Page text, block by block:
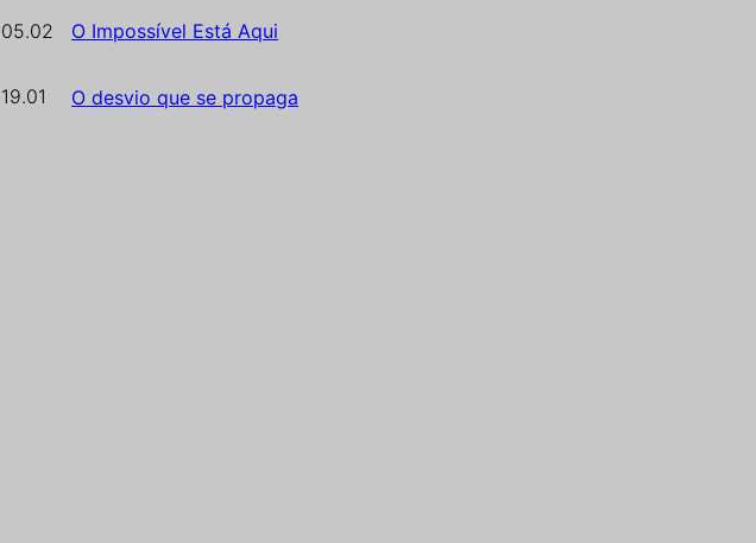
05.02 O Impossível Está Aqui
19.01 O desvio que se propaga